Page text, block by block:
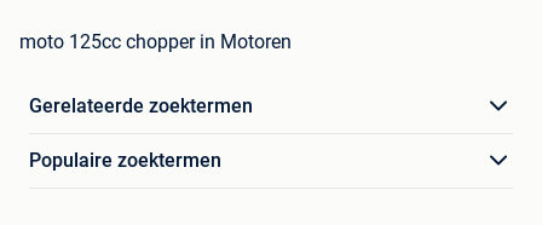
moto 125cc chopper in Motoren
Gerelateerde zoektermen
Populaire zoektermen